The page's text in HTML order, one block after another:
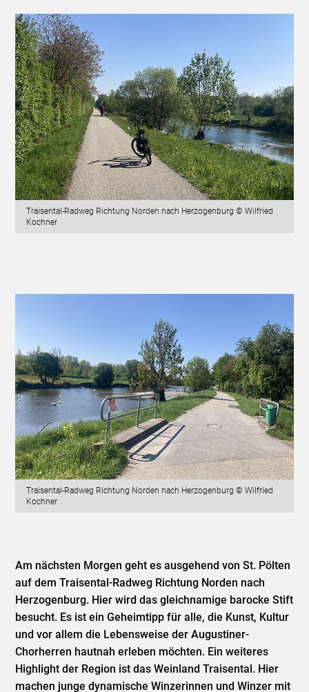
Traisental-Radweg Richtung Norden nach Herzogenburg © Wilfried
Kochner
Traisental-Radweg Richtung Norden nach Herzogenburg © Wilfried
Kochner
Am nächsten Morgen geht es ausgehend von St. Pölten
auf dem Traisental-Radweg Richtung Norden nach
Herzogenburg. Hier wird das gleichnamige barocke Stift
besucht. Es ist ein Geheimtipp für alle, die Kunst, Kultur
und vor allem die Lebensweise der Augustiner-
Chorherren hautnah erleben möchten. Ein weiteres
Highlight der Region ist das Weinland Traisental. Hier
machen junge dynamische Winzerinnen und Winzer mit